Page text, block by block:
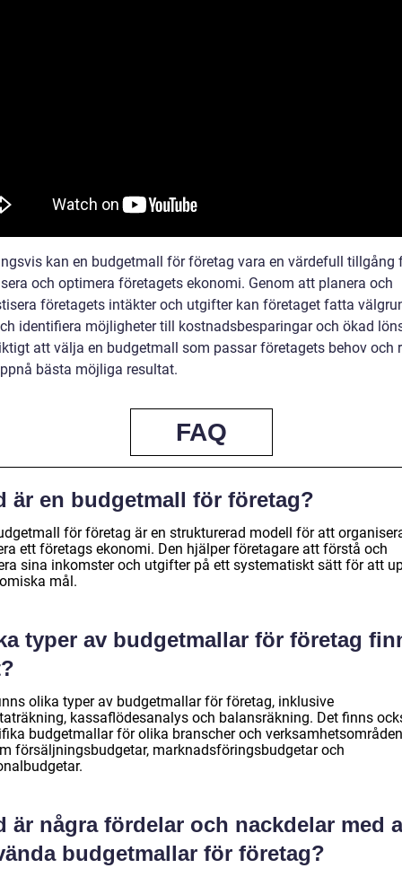
kan en budgetmall för företag vara en värdefull tillgång
och optimera företagets ekonomi. Genom att planera och
företagets intäkter och utgifter kan företaget fatta
identifiera möjligheter till kostnadsbesparingar och ökad
att välja en budgetmall som passar företagets behov och
bästa möjliga resultat.
FAQ
är en budgetmall för företag?
för företag är en strukturerad modell för att
ett företags ekonomi. Den hjälper företagare att förstå och
sina inkomster och utgifter på ett systematiskt sätt för att
mål.
typer av budgetmallar för företag
olika typer av budgetmallar för företag, inklusive
kassaflödesanalys och balansräkning. Det finns
budgetmallar för olika branscher och
försäljningsbudgetar, marknadsföringsbudgetar och
är några fördelar och nackdelar med
budgetmallar för företag?